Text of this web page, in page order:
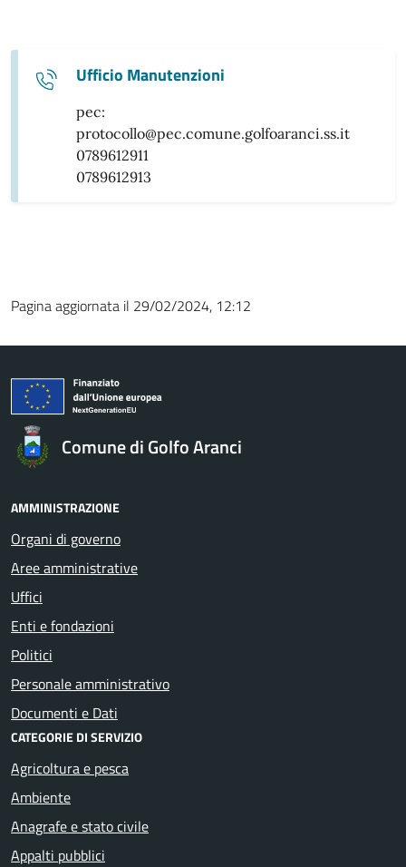
Ufficio Manutenzioni
pec:
protocollo@pec.comune.golfoaranci.ss.it
0789612911
0789612913
Pagina aggiornata il 29/02/2024, 12:12
Comune di Golfo Aranci
AMMINISTRAZIONE
Organi di governo
Aree amministrative
Uffici
Enti e fondazioni
Politici
Personale amministrativo
Documenti e Dati
CATEGORIE DI SERVIZIO
Agricoltura e pesca
Ambiente
Anagrafe e stato civile
Appalti pubblici